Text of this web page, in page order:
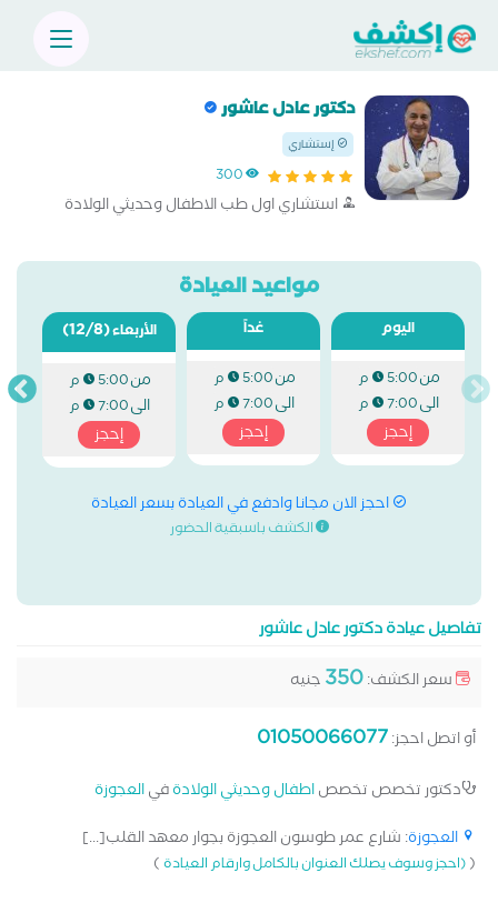
دكتور عادل عاشور
إستشاري
300
استشاري اول طب الاطفال وحديثي الولادة
مواعيد العيادة
اليوم
من5:00 م
الى7:00 م
إحجز
غداً
من5:00 م
الى7:00 م
إحجز
الأربعاء(12/8)
من5:00 م
الى7:00 م
إحجز
احجز الان مجانا وادفع في العيادة بسعر العيادة
الكشف باسبقية الحضور
تفاصيل عيادة دكتور عادل عاشور
سعر الكشف:350 جنيه
أو اتصل احجز:01050066077
دكتور تخصص تخصصاطفال وحديثي الولادةفيالعجوزة
العجوزة: شارع عمر طوسون العجوزة بجوار معهد القلب[...]
((احجز وسوف يصلك العنوان بالكامل وارقام العيادة)